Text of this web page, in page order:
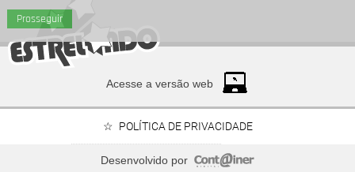
Prosseguir
Acesse a versão web
POLÍTICA DE PRIVACIDADE
Desenvolvido por